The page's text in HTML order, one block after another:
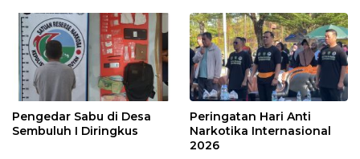
Pengedar Sabu di Desa
Sembuluh I Diringkus
Peringatan Hari Anti
Narkotika Internasional
2026